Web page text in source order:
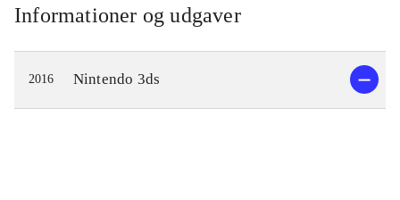
Informationer og udgaver
2016 Nintendo 3ds